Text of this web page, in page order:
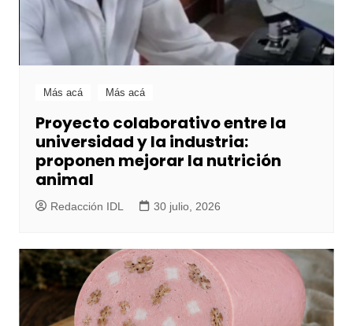
Más acá Más acá
Proyecto colaborativo entre la
universidad y la industria:
proponen mejorar la nutrición
animal
Redacción IDL 30 julio, 2026